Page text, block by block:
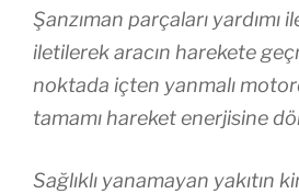
Şanzıman parçaları yardımı
iletilerek aracın harekete
noktada içten yanmalı
tamamı hareket enerjisine
Sağlıklı yanamayan yakıtın